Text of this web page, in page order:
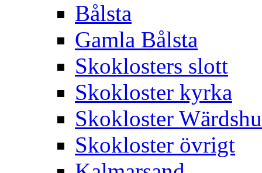
Bålsta
Gamla Bålsta
Skoklosters slott
Skokloster kyrka
Skokloster
Skokloster övrigt